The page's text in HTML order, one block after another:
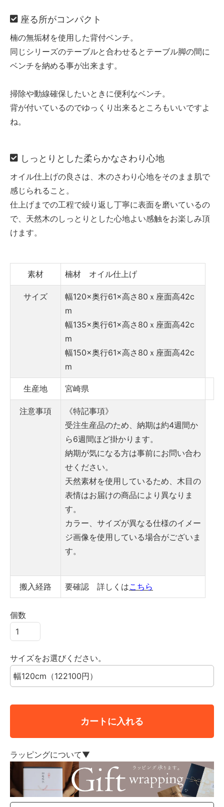
座る所がコンパクト
楠の無垢材を使用した背付ベンチ。
同じシリーズのテーブルと合わせるとテーブル脚の間に
ベンチを納める事が出来ます。
掃除や動線確保したいときに便利なベンチ。
背が付いているのでゆっくり出来るところもいいですよ
ね。
しっとりとした柔らかなさわり心地
オイル仕上げの良さは、木のさわり心地をそのまま肌で
感じられること。
仕上げまでの工程で繰り返し丁寧に表面を磨いているの
で、天然木のしっとりとした心地よい感触をお楽しみ頂
けます。
素材 楠材 オイル仕上げ
サイズ
幅120×奥行61×高さ80ｘ座面高42c
m
幅135×奥行61×高さ80ｘ座面高42c
m
幅150×奥行61×高さ80ｘ座面高42c
m
生産地 宮崎県
注意事項
《特記事項》
受注生産品のため、納期は約4週間か
ら6週間ほど掛かります。
納期が気になる方は事前にお問い合わ
せください。
天然素材を使用しているため、木目の
表情はお届けの商品により異なりま
す。
カラー、サイズが異なる仕様のイメー
ジ画像を使用している場合がございま
す。
搬入経路 要確認 詳しくはこちら
個数
サイズをお選びください。
カートに入れる
ラッピングについて▼